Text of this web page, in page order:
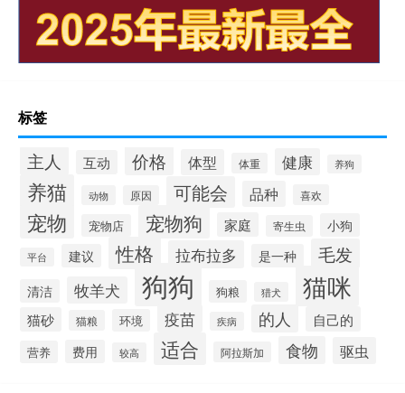
标签
主人 互动 价格 体型 体重 健康 养狗
养猫 动物 原因 可能会 品种 喜欢
宠物 宠物店 宠物狗 家庭 寄生虫 小狗
平台 建议 性格 拉布拉多 是一种 毛发
清洁 牧羊犬 狗狗 狗粮 猎犬 猫咪
猫砂 猫粮 环境 疫苗 疾病 的人 自己的
营养 费用 较高 适合 阿拉斯加 食物 驱虫